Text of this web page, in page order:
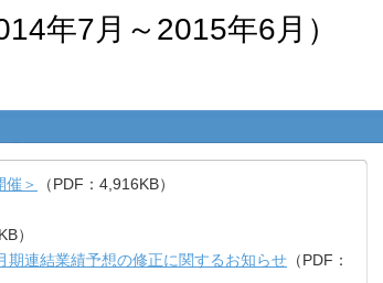
年7月～2015年6月）
＞
（PDF：4,916KB）
）
連結業績予想の修正に関するお知らせ （PDF：